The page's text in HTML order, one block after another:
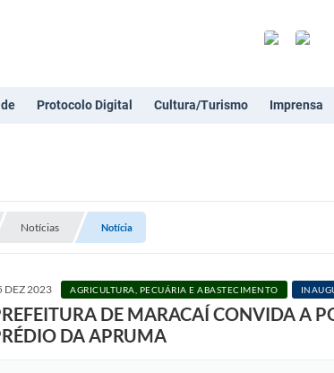
Protocolo Digital Cultura/Turismo Imprensa
Notícias Notícia
DEZ 2023 AGRICULTURA, PECUÁRIA E ABASTECIMENTO
DE MARACAÍ CONVIDA A
DA APRUMA